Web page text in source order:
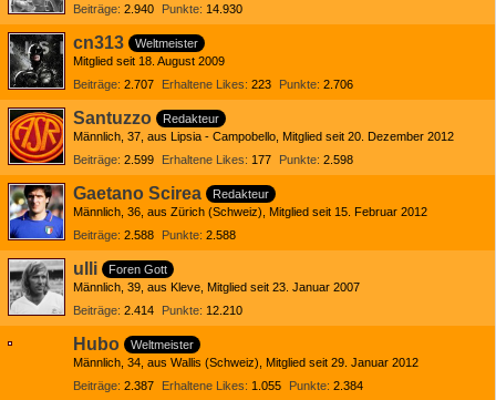
Beiträge 2.940 Punkte 14.930
cn313
Weltmeister
Mitglied seit 18. August 2009
Beiträge 2.707 Erhaltene Likes 223 Punkte 2.706
Santuzzo
Redakteur
Männlich 37 aus Lipsia - Campobello Mitglied seit 20. Dezember 2012
Beiträge 2.599 Erhaltene Likes 177 Punkte 2.598
Gaetano Scirea
Redakteur
Männlich 36 aus Zürich (Schweiz) Mitglied seit 15. Februar 2012
Beiträge 2.588 Punkte 2.588
ulli
Foren Gott
Männlich 39 aus Kleve Mitglied seit 23. Januar 2007
Beiträge 2.414 Punkte 12.210
Hubo
Weltmeister
Männlich 34 aus Wallis (Schweiz) Mitglied seit 29. Januar 2012
Beiträge 2.387 Erhaltene Likes 1.055 Punkte 2.384